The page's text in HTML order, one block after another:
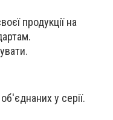
продукції на
у серії.